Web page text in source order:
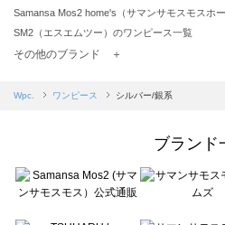
Samansa Mos2 home's（サマンサモスモスホ
SM2（エスエムツー）のワンピース一覧
TSUHARU by Samansa Mos2（ツハルバイサ
Samansa Mos2 blue（サマンサモスモス ブルー
sō4ū（ソウフォーユー）のワンピース一覧
Te chichi（テチチ）のワンピース一覧
Te chichi CLASSIC（テチチ クラシック）のワ
その他のブランド ＋
Wpc. ワンピース シルバー/銀系
ブランド